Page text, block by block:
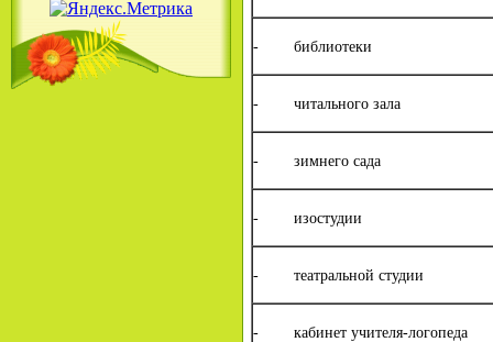
- библиотеки
- читального зала
- зимнего сада
- изостудии
- театральной студии
- кабинет учителя-логопеда